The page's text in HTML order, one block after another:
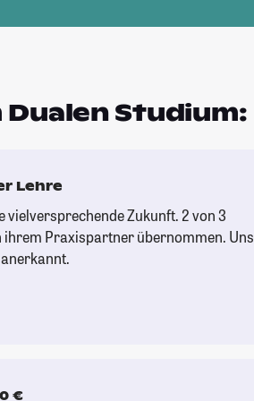
Studium:
Lehre
vielversprechende Zukunft. 2 von 3
ihrem Praxispartner übernommen.
€